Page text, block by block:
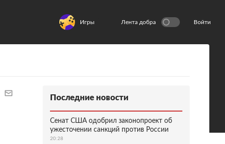
Игры Лента добра Войти
Последние новости
Сенат США одобрил законопроект об
ужесточении санкций против России
20:28